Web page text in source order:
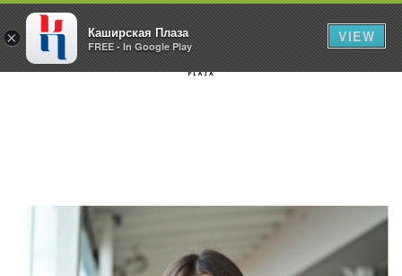
× Каширская Плаза
FREE - In Google Play
VIEW